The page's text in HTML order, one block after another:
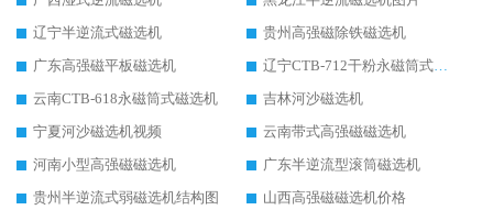
辽宁半逆流式磁选机
贵州高强磁除铁磁选机
广东高强磁平板磁选机
辽宁CTB-712干粉永磁筒式磁选机
云南CTB-618永磁筒式磁选机
吉林河沙磁选机
宁夏河沙磁选机视频
云南带式高强磁磁选机
河南小型高强磁磁选机
广东半逆流型滚筒磁选机
贵州半逆流式弱磁选机结构图
山西高强磁磁选机价格